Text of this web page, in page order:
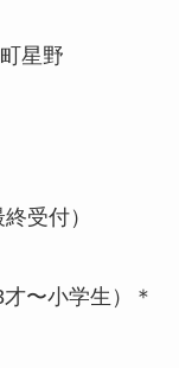
星野
受付）
〜小学生）＊